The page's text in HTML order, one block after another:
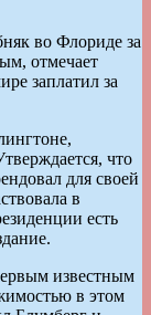
во Флориде за
отмечает
заплатил за
что
для своей
в
есть
известным
в этом